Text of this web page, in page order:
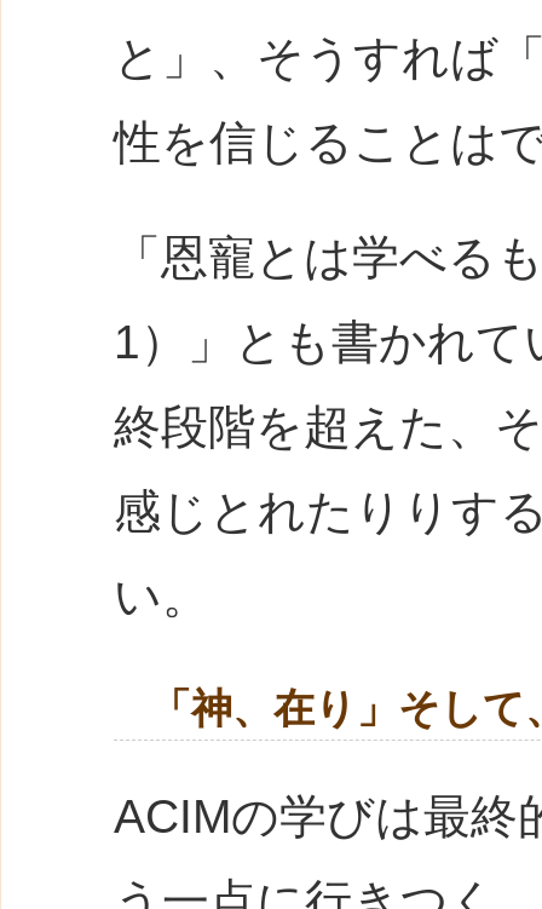
と」、そうすれば
性を信じることは
「恩寵とは学べる
1）」とも書かれ
終段階を超えた、
感じとれたりりす
い。
「神、在り」そし
ACIMの学びは最終